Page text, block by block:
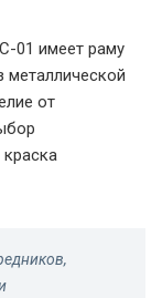
01 имеет раму
металлической
от